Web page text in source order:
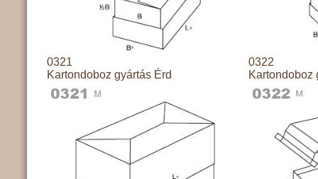
0321
Kartondoboz gyártás Érd
0322
Kartondoboz